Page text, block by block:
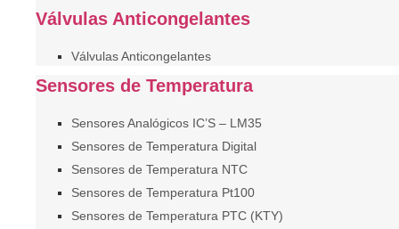
Válvulas Anticongelantes
Válvulas Anticongelantes
Sensores de Temperatura
Sensores Analógicos IC’S – LM35
Sensores de Temperatura Digital
Sensores de Temperatura NTC
Sensores de Temperatura Pt100
Sensores de Temperatura PTC (KTY)